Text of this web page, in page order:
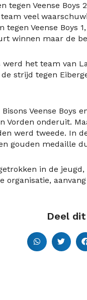
tegen Veense
veel
Veense Boys
winnen maar de
het team van
de strijd tegen
Veense Boys
Vorden onderuit.
werd tweede. In
gouden medaille
in de
organisatie,
Deel